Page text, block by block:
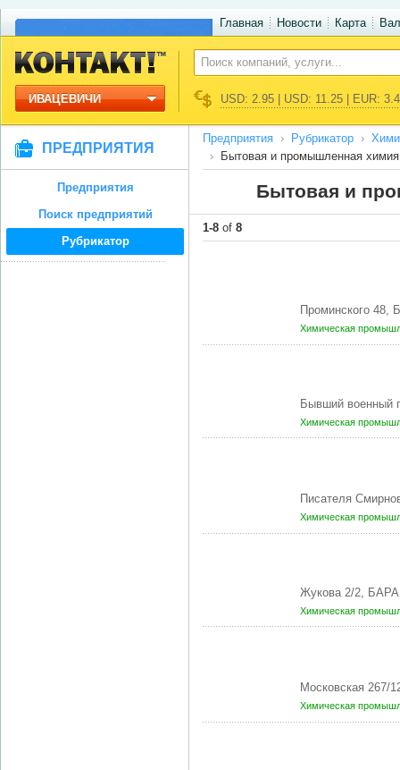
Главная Новости Карта
ИВАЦЕВИЧИ USD: 2.95 | USD: 11.25 | EUR:
ПРЕДПРИЯТИЯ
Предприятия
Поиск предприятий
Рубрикатор
Предприятия Рубрикатор
Бытовая и промышленная химия
Бытовая и
1-8 of 8
Проминского
Химическая
Бывший военный
Химическая
Писателя
Химическая
Жукова 2/2,
Химическая
Московская 267/
Химическая